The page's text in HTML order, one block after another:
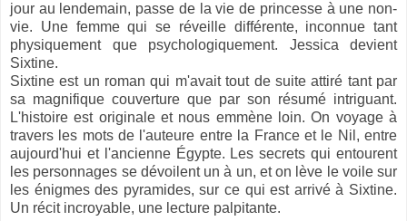
jour au lendemain, passe de la vie de princesse à une non-
vie. Une femme qui se réveille différente, inconnue tant
physiquement que psychologiquement. Jessica devient
Sixtine.
Sixtine est un roman qui m'avait tout de suite attiré tant par
sa magnifique couverture que par son résumé intriguant.
L'histoire est originale et nous emmène loin. On voyage à
travers les mots de l'auteure entre la France et le Nil, entre
aujourd'hui et l'ancienne Égypte. Les secrets qui entourent
les personnages se dévoilent un à un, et on lève le voile sur
les énigmes des pyramides, sur ce qui est arrivé à Sixtine.
Un récit incroyable, une lecture palpitante.